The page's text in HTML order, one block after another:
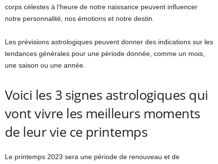
corps célestes à l’heure de notre naissance peuvent influencer
notre personnalité, nos émotions et notre destin.
Les prévisions astrologiques peuvent donner des indications sur les
tendances générales pour une période donnée, comme un mois,
une saison ou une année.
Voici les 3 signes astrologiques qui
vont vivre les meilleurs moments
de leur vie ce printemps
Le printemps 2023 sera une période de renouveau et de